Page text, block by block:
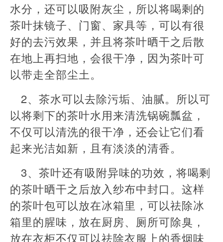
水分，还可以吸附灰尘，所以将喝剩的
茶叶抹镜子、门窗、家具等，可以有很
好的去污效果，并且将茶叶晒干之后散
在地上再扫地，会很干净，因为茶叶可
以带走全部尘土。
2、茶水可以去除污垢、油腻。所以可
以将剩下的茶叶水用来清洗锅碗瓢盆，
不仅可以清洗的很干净，还会让它们看
起来光洁如新，且有淡淡的清香。
3、茶叶还有吸附异味的功效，将喝剩
的茶叶晒干之后放入纱布中封口。这样
的茶叶包可以放在冰箱里，可以祛除冰
箱里的腥味，放在厨房、厕所可除臭，
放在衣柜不仅可以祛除衣服上的香烟味